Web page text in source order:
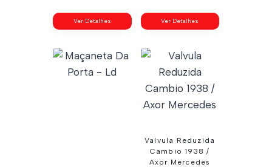
Ver Detalhes Ver Detalhes
Valvula Reduzida
Cambio 1938 /
Axor Mercedes